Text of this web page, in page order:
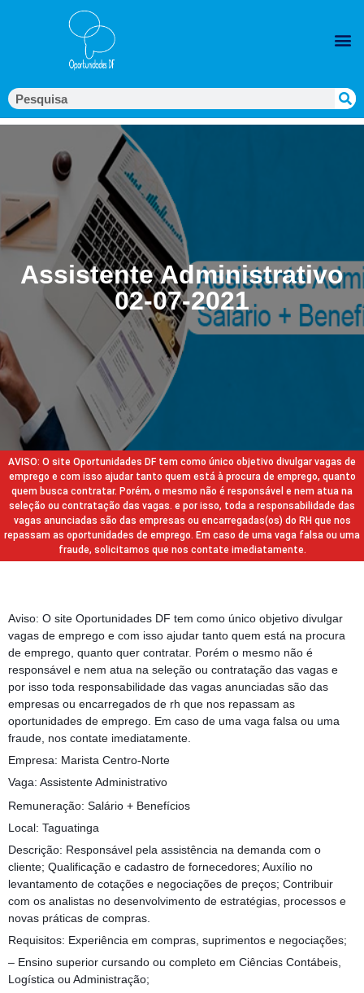
Assistente Administrativo
02-07-2021
AVISO: O site Oportunidades DF tem como único objetivo divulgar vagas de
emprego e com isso ajudar tanto quem está à procura de emprego, quanto
quem busca contratar. Porém, o mesmo não é responsável e nem atua na
seleção ou contratação das vagas. e por isso, toda a responsabilidade das
vagas anunciadas são das empresas ou encarregadas(os) do RH que nos
repassam as oportunidades de emprego. Em caso de uma vaga falsa ou uma
fraude, solicitamos que nos contate imediatamente.
Aviso: O site Oportunidades DF tem como único objetivo divulgar
vagas de emprego e com isso ajudar tanto quem está na procura
de emprego, quanto quer contratar. Porém o mesmo não é
responsável e nem atua na seleção ou contratação das vagas e
por isso toda responsabilidade das vagas anunciadas são das
empresas ou encarregados de rh que nos repassam as
oportunidades de emprego. Em caso de uma vaga falsa ou uma
fraude, nos contate imediatamente.
Empresa: Marista Centro-Norte
Vaga: Assistente Administrativo
Remuneração: Salário + Benefícios
Local: Taguatinga
Descrição: Responsável pela assistência na demanda com o
cliente; Qualificação e cadastro de fornecedores; Auxílio no
levantamento de cotações e negociações de preços; Contribuir
com os analistas no desenvolvimento de estratégias, processos e
novas práticas de compras.
Requisitos: Experiência em compras, suprimentos e negociações;
– Ensino superior cursando ou completo em Ciências Contábeis,
Logística ou Administração;